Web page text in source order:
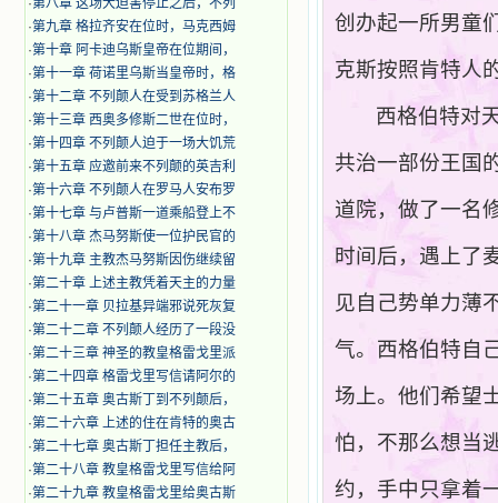
·第八章 这场大迫害停止之后，不列
·第九章 格拉齐安在位时，马克西姆
·第十章 阿卡迪乌斯皇帝在位期间，
·第十一章 荷诺里乌斯当皇帝时，格
·第十二章 不列颠人在受到苏格兰人
·第十三章 西奥多修斯二世在位时，
·第十四章 不列颠人迫于一场大饥荒
·第十五章 应邀前来不列颠的英吉利
·第十六章 不列颠人在罗马人安布罗
·第十七章 与卢普斯一道乘船登上不
·第十八章 杰马努斯使一位护民官的
·第十九章 主教杰马努斯因伤继续留
·第二十章 上述主教凭着天主的力量
·第二十一章 贝拉基异端邪说死灰复
·第二十二章 不列颠人经历了一段没
·第二十三章 神圣的教皇格雷戈里派
·第二十四章 格雷戈里写信请阿尔的
·第二十五章 奥古斯丁到不列颠后，
·第二十六章 上述的住在肯特的奥古
·第二十七章 奥古斯丁担任主教后，
·第二十八章 教皇格雷戈里写信给阿
·第二十九章 教皇格雷戈里给奥古斯
创办起一所男童
克斯按照肯特人
西格伯特对
共治一部份王国
道院，做了一名
时间后，遇上了
见自己势单力薄
气。西格伯特自
场上。他们希望
怕，不那么想当
约，手中只拿着